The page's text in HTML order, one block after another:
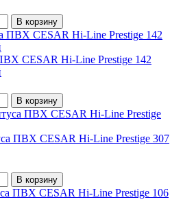
В корзину
CESAR Hi-Line Prestige 142
В корзину
ПВХ CESAR Hi-Line Prestige 307
В корзину